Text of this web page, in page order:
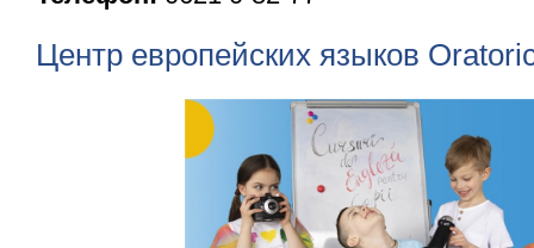
Центр европейских языков